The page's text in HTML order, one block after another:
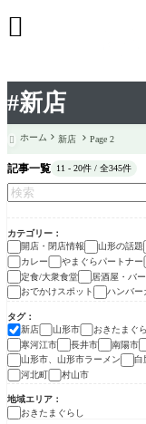
#新店

 ホーム 新店 Page 2
記事一覧 11 - 20件 / 全345件
カテゴリー
開店・閉店情報
山形の話題
カレー
やまぐらパートナー
定食/大衆食堂
居酒屋・バー
おでかけスポット
ハンバー
タグ
新店
山形市 おきたまぐら
寒河江市
長井市 南陽市
山形市、山形市ラーメン
白
河北町
村山市
地域エリア
おきたまぐらし